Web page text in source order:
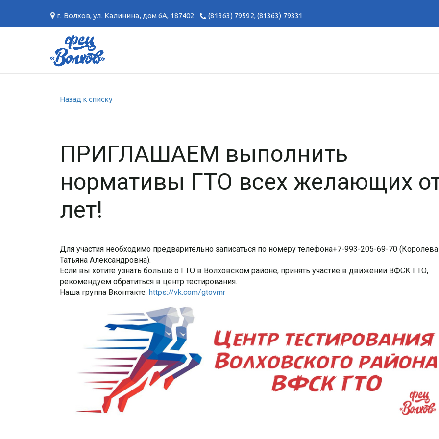
г. Волхов,ул. Калинина, дом 6А, 187402 (81363) 79592,(81363) 79331
Назад к списку
ПРИГЛАШАЕМ выполнить
нормативы ГТО всех желающих
лет!
Для участия необходимо предварительно записаться по номеру телефона+7-993-205-69-70 (Королева
Татьяна Александровна).
Если вы хотите узнать больше о ГТО в Волховском районе, принять участие в движении ВФСК ГТО,
рекомендуем обратиться в центр тестирования.
Наша группа Вконтакте: https://vk.com/gtovmr